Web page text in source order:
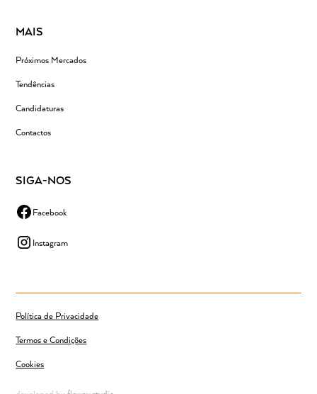
MAIS
Próximos Mercados
Tendências
Candidaturas
Contactos
SIGA-NOS
Facebook
Instagram
Política de Privacidade
Termos e Condições
Cookies